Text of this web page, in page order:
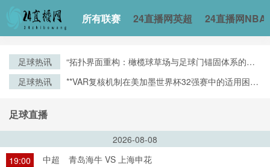
所有联赛 24直播网英超 24直播网NBA
足球热讯
“拓扑界面重构：橄榄球草场与足球门锚固体系的空
足球热讯
**VAR复核机制在美加墨世界杯32强赛中的适用困境
足球直播
2026-08-08
19:00
中超 青岛海牛 VS 上海申花